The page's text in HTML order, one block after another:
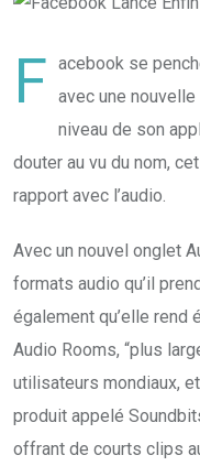
F acebook se
avec une
niveau de son
douter au vu du nom,
rapport avec l’audio.
Avec un nouvel onglet
formats audio qu’il
également qu’elle rend
Audio Rooms, “plus
utilisateurs mondiaux,
produit appelé
offrant de courts clips